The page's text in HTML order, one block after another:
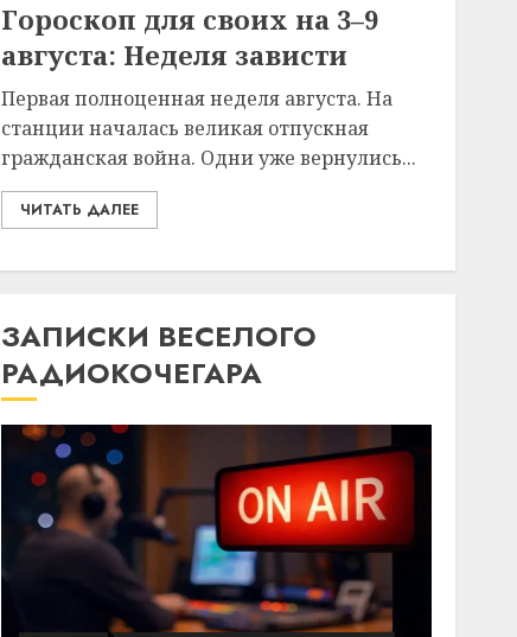
Гороскоп для своих на 3–9
августа: Неделя зависти
Первая полноценная неделя августа. На
станции началась великая отпускная
гражданская война. Одни уже вернулись...
ЧИТАТЬ ДАЛЕЕ
ЗАПИСКИ ВЕСЕЛОГО
РАДИОКОЧЕГАРА